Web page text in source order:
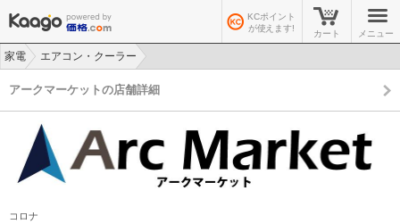
KCポイント
が使えます!
カート メニュー
家電
エアコン・クーラー
アークマーケットの店舗詳細
コロナ